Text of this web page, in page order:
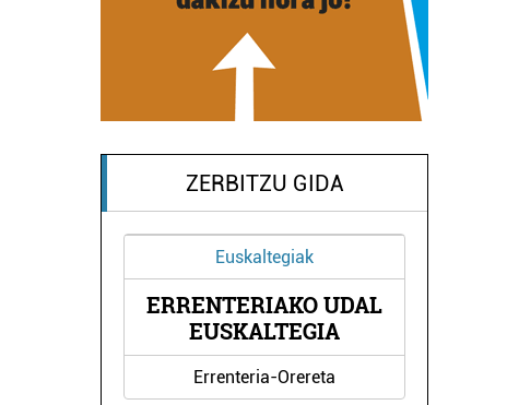
ZERBITZU GIDA
Euskaltegiak
ERRENTERIAKO UDAL
EUSKALTEGIA
Errenteria-Orereta